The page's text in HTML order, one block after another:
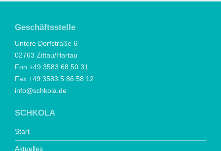
Geschäftsstelle
Untere Dorfstraße 6
02763 Zittau/Hartau
Fon +49 3583 68 50 31
Fax +49 3583 5 86 58 12
info@schkola.de
SCHKOLA
Start
Aktuelles